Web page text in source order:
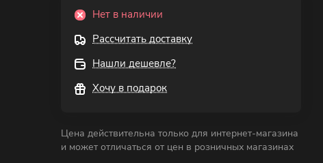
Нет в наличии
Рассчитать доставку
Нашли дешевле?
Хочу в подарок
Цена действительна только для интернет-магазина
и может отличаться от цен в розничных магазинах